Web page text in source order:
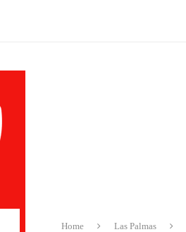
Home Las Palmas